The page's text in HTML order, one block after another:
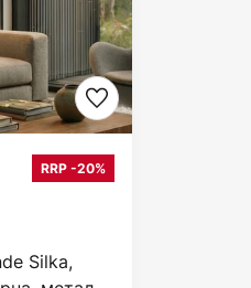
Silka,
RRP -20%